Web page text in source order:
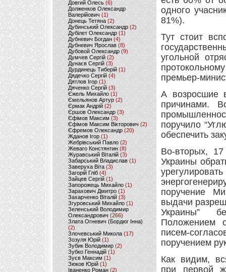
Довгий Олесь (6)
Долженков Олександр
Валерійович (1)
Донець Тетяна (2)
Дубинський Олександр(2)
Дубілет Олександр (1)
Дубневич Богдан (4)
Дубневич Ярослав (8)
Дубовой Олександр(9)
Думчев Сергій (2)
Дунаєв Сергій(3)
Дурдинець Тиберій (1)
Дядечко Сергій (4)
Дятлов Ігор (1)
Дяченко Сергій (3)
Єжель Михайло (1)
Ємельянов Артур (2)
Єрмак Андрій (2)
Єршов Олександр (3)
Єфімов Максим (3)
Єфімов Максим Вікторович (2)
Єфремов Олександр (20)
Жданов Ігор (1)
Жебрівський Павло (2)
Жеваго Констянтин (8)
Журавський Віталій (3)
Забарський Владислав (1)
Заверуха Віта (3)
Загорій Гліб (4)
Зайцев Сергій(1)
Запорожець Михайло (1)
Зарахович Дмитро (1)
Захарченко Віталій (3)
Згуровський Михайло (1)
Зеленський Володимир
Олександрович (266)
Злата Огневич (Бордюг Інна)
(2)
Злочевський Микола(17)
Зозуля Юрій (1)
Зубик Володимир (2)
Зубко Геннадій (1)
Зуєв Максим(1)
Зюков Юрій (1)
Іваненко Роман (2)
одного
81%).
Тут стоит
угольной
премьер-
А возросшие
причинами.
поручило
обеспечить
Во-вторых,
Украины
поручение
выдачи
Украины”
Положением
писем-
поручением
Как видим,
при первой